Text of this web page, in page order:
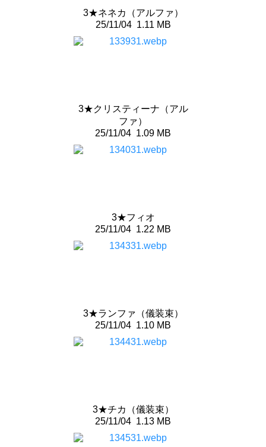
3★ネネカ（アルファ）
25/11/041.11 MB
3★クリスティーナ（アル
ファ）
25/11/04 1.09 MB
3★フィオ
25/11/04 1.22 MB
3★ランファ（儀装束）
25/11/04 1.10 MB
3★チカ（儀装束）
25/11/04 1.13 MB